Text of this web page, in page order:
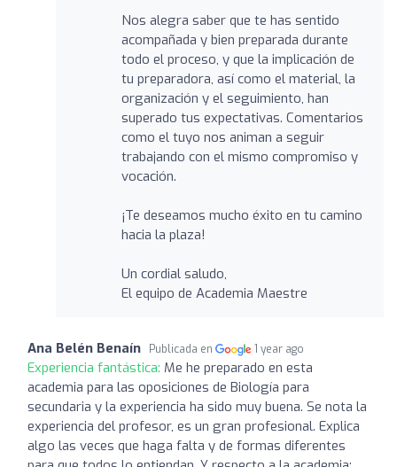
Nos alegra saber que te has sentido
acompañada y bien preparada durante
todo el proceso, y que la implicación de
tu preparadora, así como el material, la
organización y el seguimiento, han
superado tus expectativas. Comentarios
como el tuyo nos animan a seguir
trabajando con el mismo compromiso y
vocación.
¡Te deseamos mucho éxito en tu camino
hacia la plaza!
Un cordial saludo,
El equipo de Academia Maestre
Ana Belén Benaín Publicada en 1 year ago
Experiencia fantástica: Me he preparado en esta
academia para las oposiciones de Biología para
secundaria y la experiencia ha sido muy buena. Se nota la
experiencia del profesor, es un gran profesional. Explica
algo las veces que haga falta y de formas diferentes